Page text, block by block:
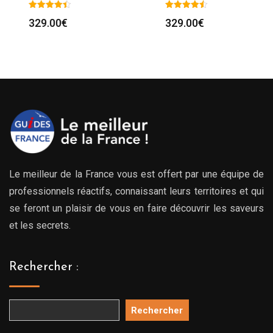
329.00€ 329.00€
Le meilleur de la France vous est offert par une équipe de
professionnels réactifs, connaissant leurs territoires et qui
se feront un plaisir de vous en faire découvrir les saveurs
et les secrets.
Rechercher :
Rechercher